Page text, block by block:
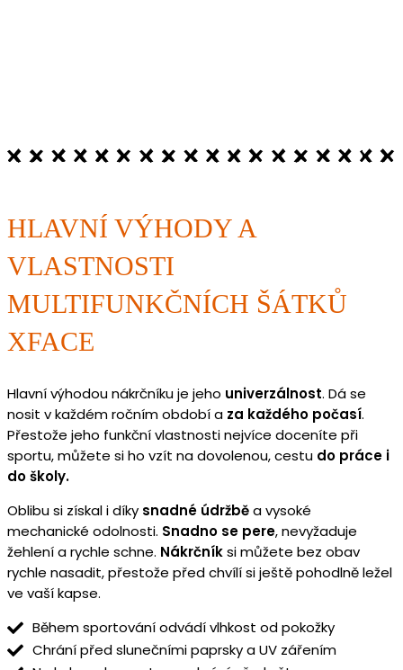
HLAVNÍ VÝHODY A
VLASTNOSTI
MULTIFUNKČNÍCH ŠÁTKŮ
XFACE
Hlavní výhodou nákrčníku je jeho univerzálnost. Dá se
nosit v každém ročním období a za každého počasí.
Přestože jeho funkční vlastnosti nejvíce doceníte při
sportu, můžete si ho vzít na dovolenou, cestu do práce i
do školy.
Oblibu si získal i díky snadné údržběa vysoké
mechanické odolnosti. Snadno se pere, nevyžaduje
žehlení a rychle schne. Nákrčníksi můžete bez obav
rychle nasadit, přestože před chvílí si ještě pohodlně ležel
ve vaší kapse.
Během sportování odvádí vlhkost od pokožky
Chrání před slunečními paprsky a UV zářením